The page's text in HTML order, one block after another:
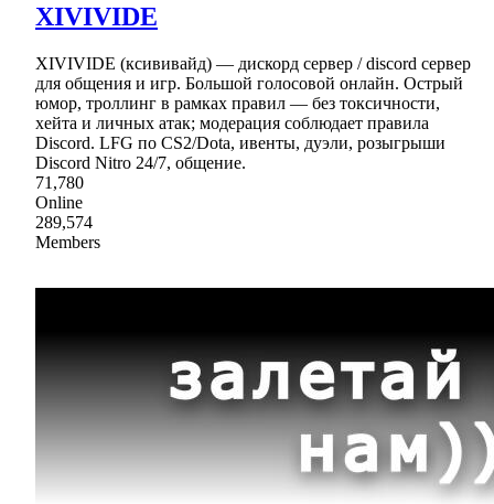
XIVIVIDE
XIVIVIDE (ксививайд) — дискорд сервер / discord сервер
для общения и игр. Большой голосовой онлайн. Острый
юмор, троллинг в рамках правил — без токсичности,
хейта и личных атак; модерация соблюдает правила
Discord. LFG по CS2/Dota, ивенты, дуэли, розыгрыши
Discord Nitro 24/7, общение.
71,780
Online
289,574
Members